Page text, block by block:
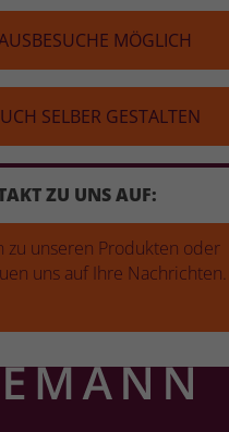
MÖGLICH
SELBER GESTALTEN
ZU UNS AUF:
zu unseren Produkten oder
uns auf Ihre Nachrichten.